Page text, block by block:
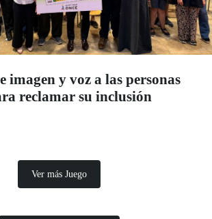
imagen y voz a las personas
reclamar su inclusión
Ver más Juego